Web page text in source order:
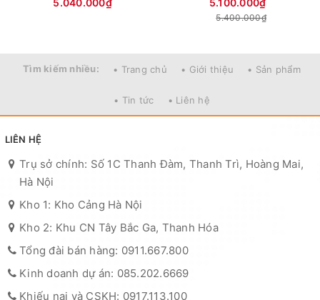
5.040.000₫
5.100.000₫
5.400.000₫
Tìm kiếm nhiều: • Trang chủ • Giới thiệu • Sản phẩm
• Tin tức • Liên hệ
LIÊN HỆ
Trụ sở chính: Số 1C Thanh Đàm, Thanh Trì, Hoàng Mai,
Hà Nội
Kho 1: Kho Cảng Hà Nội
Kho 2: Khu CN Tây Bắc Ga, Thanh Hóa
Tổng đài bán hàng: 0911.667.800
Kinh doanh dự án: 085.202.6669
Khiếu nại và CSKH: 0917.113.100